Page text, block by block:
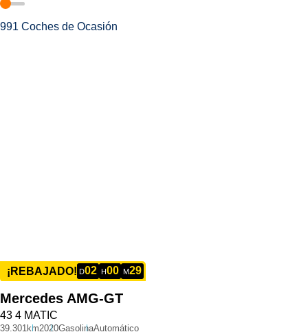
991 Coches de Ocasión
¡REBAJADO! D02 H00 M29
Mercedes AMG-GT
43 4 MATIC
39.301km2020GasolinaAutomático